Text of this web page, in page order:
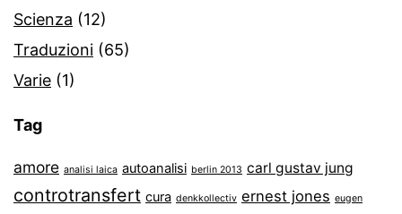
Scienza (12)
Traduzioni (65)
Varie (1)
Tag
amore analisi laica autoanalisi berlin 2013 carl gustav jung
controtransfert cura denkkollectiv ernest jones eugen